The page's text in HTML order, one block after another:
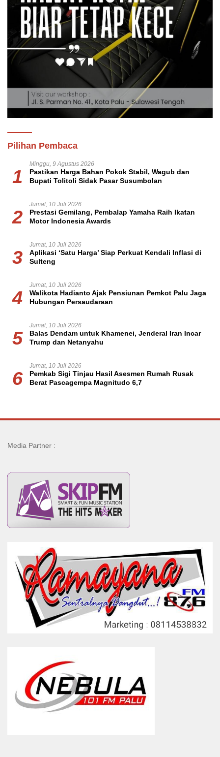
Pilihan Pembaca
1
Minggu, 9 Agustus 2026
Pastikan Harga Bahan Pokok Stabil, Wagub dan
Bupati Tolitoli Sidak Pasar Susumbolan
2
Jumat, 10 Juli 2026
Prestasi Gemilang, Pembalap Yamaha Raih Ikatan
Motor Indonesia Awards
3
Jumat, 10 Juli 2026
Aplikasi ‘Satu Harga’ Siap Perkuat Kendali Inflasi di
Sulteng
4
Jumat, 10 Juli 2026
Walikota Hadianto Ajak Pensiunan Pemkot Palu Jaga
Hubungan Persaudaraan
5
Jumat, 10 Juli 2026
Balas Dendam untuk Khamenei, Jenderal Iran Incar
Trump dan Netanyahu
6
Jumat, 10 Juli 2026
Pemkab Sigi Tinjau Hasil Asesmen Rumah Rusak
Berat Pascagempa Magnitudo 6,7
Media Partner :